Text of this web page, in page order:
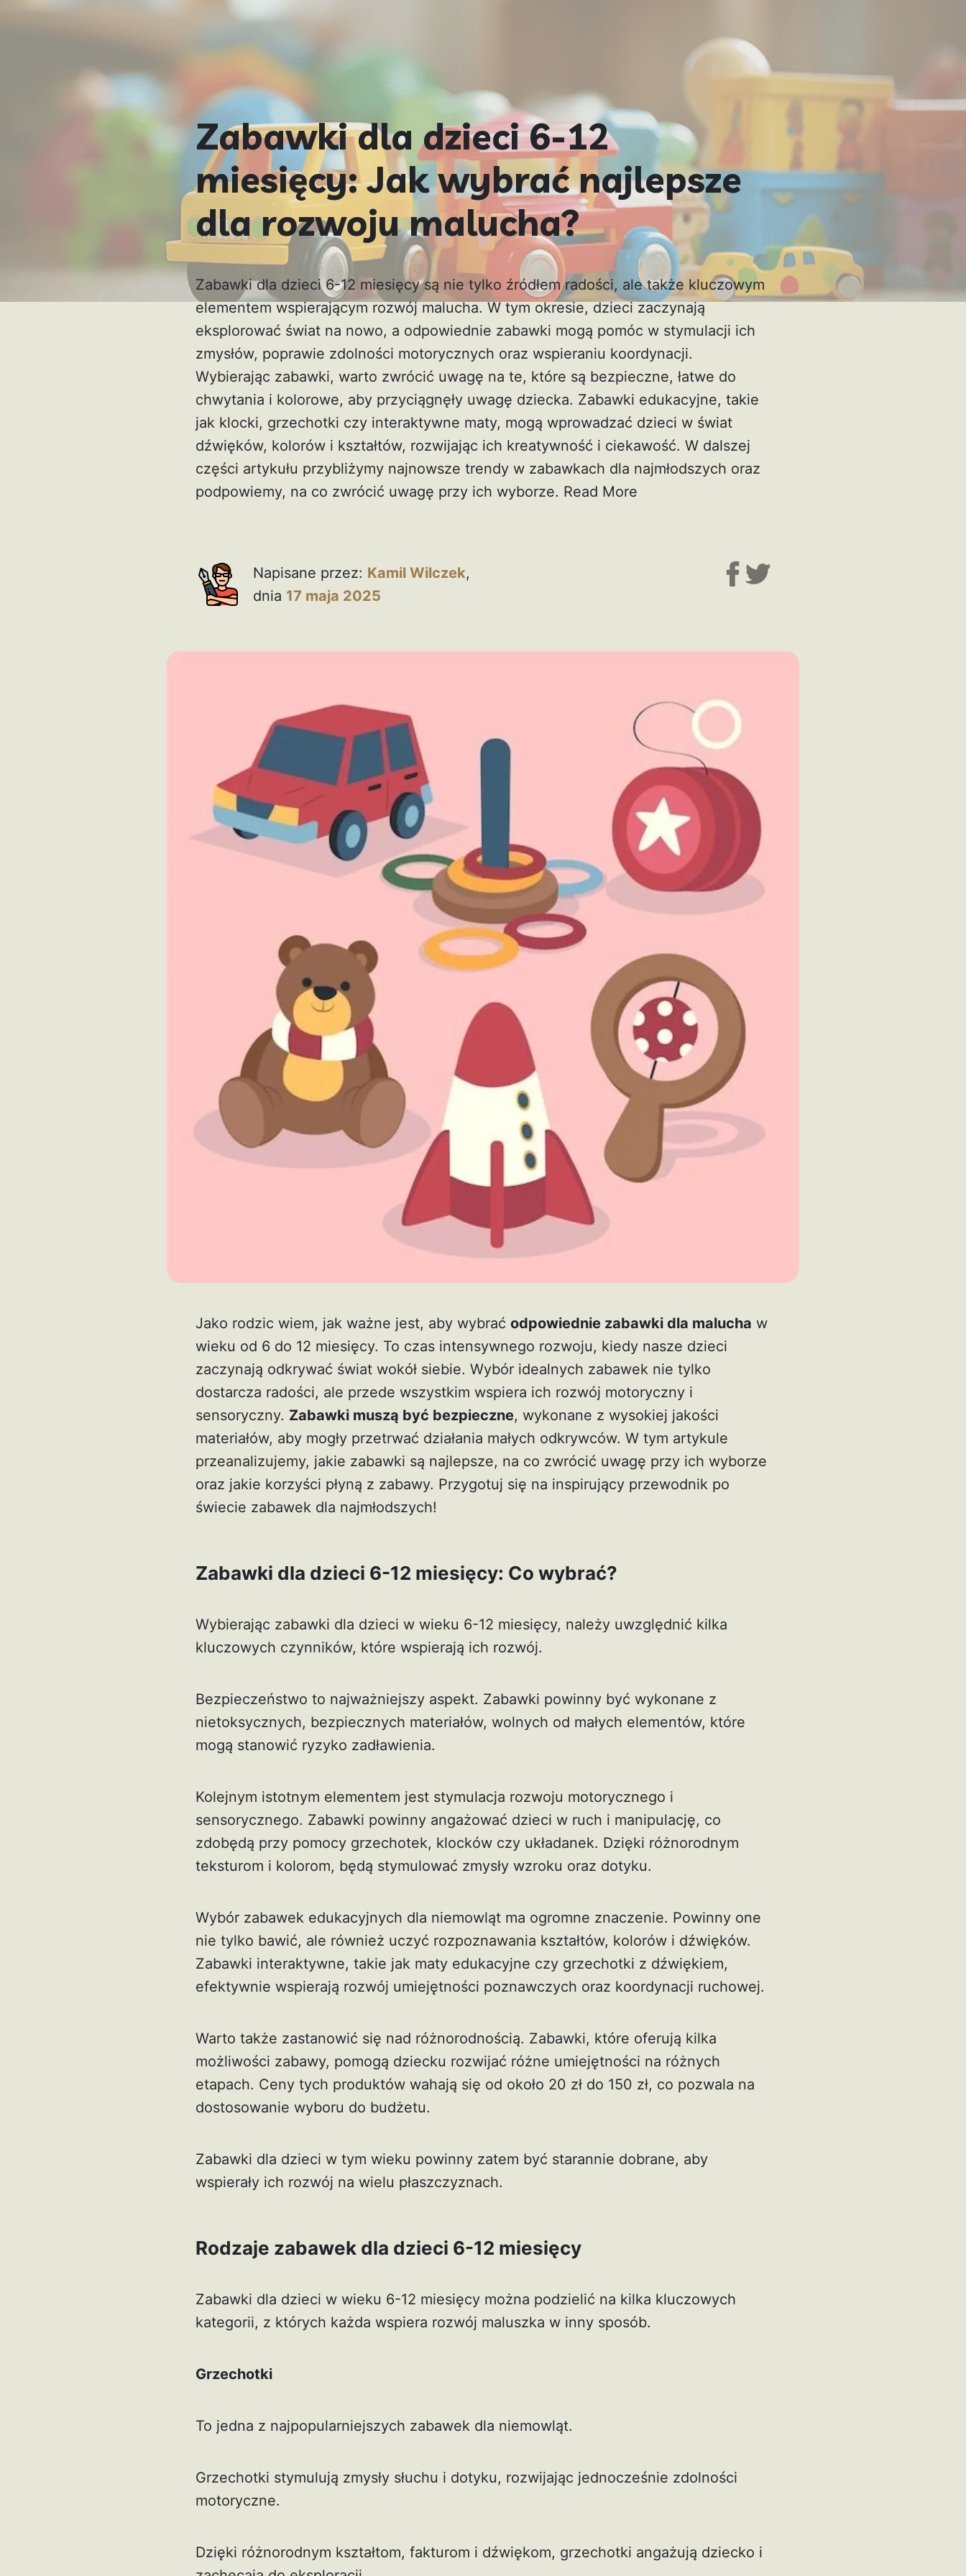
Zabawki dla dzieci 6-12
miesięcy: Jak wybrać najlepsze
dla rozwoju malucha?
Zabawki dla dzieci 6-12 miesięcy są nie tylko źródłem radości, ale także kluczowym
elementem wspierającym rozwój malucha. W tym okresie, dzieci zaczynają
eksplorować świat na nowo, a odpowiednie zabawki mogą pomóc w stymulacji ich
zmysłów, poprawie zdolności motorycznych oraz wspieraniu koordynacji.
Wybierając zabawki, warto zwrócić uwagę na te, które są bezpieczne, łatwe do
chwytania i kolorowe, aby przyciągnęły uwagę dziecka. Zabawki edukacyjne, takie
jak klocki, grzechotki czy interaktywne maty, mogą wprowadzać dzieci w świat
dźwięków, kolorów i kształtów, rozwijając ich kreatywność i ciekawość. W dalszej
części artykułu przybliżymy najnowsze trendy w zabawkach dla najmłodszych oraz
podpowiemy, na co zwrócić uwagę przy ich wyborze. Read More
Napisane przez: Kamil Wilczek,
dnia 17 maja 2025
Jako rodzic wiem, jak ważne jest, aby wybrać odpowiednie zabawki dla malucha w
wieku od 6 do 12 miesięcy. To czas intensywnego rozwoju, kiedy nasze dzieci
zaczynają odkrywać świat wokół siebie. Wybór idealnych zabawek nie tylko
dostarcza radości, ale przede wszystkim wspiera ich rozwój motoryczny i
sensoryczny. Zabawki muszą być bezpieczne, wykonane z wysokiej jakości
materiałów, aby mogły przetrwać działania małych odkrywców. W tym artykule
przeanalizujemy, jakie zabawki są najlepsze, na co zwrócić uwagę przy ich wyborze
oraz jakie korzyści płyną z zabawy. Przygotuj się na inspirujący przewodnik po
świecie zabawek dla najmłodszych!
Zabawki dla dzieci 6-12 miesięcy: Co wybrać?
Wybierając zabawki dla dzieci w wieku 6-12 miesięcy, należy uwzględnić kilka
kluczowych czynników, które wspierają ich rozwój.
Bezpieczeństwo to najważniejszy aspekt. Zabawki powinny być wykonane z
nietoksycznych, bezpiecznych materiałów, wolnych od małych elementów, które
mogą stanowić ryzyko zadławienia.
Kolejnym istotnym elementem jest stymulacja rozwoju motorycznego i
sensorycznego. Zabawki powinny angażować dzieci w ruch i manipulację, co
zdobędą przy pomocy grzechotek, klocków czy układanek. Dzięki różnorodnym
teksturom i kolorom, będą stymulować zmysły wzroku oraz dotyku.
Wybór zabawek edukacyjnych dla niemowląt ma ogromne znaczenie. Powinny one
nie tylko bawić, ale również uczyć rozpoznawania kształtów, kolorów i dźwięków.
Zabawki interaktywne, takie jak maty edukacyjne czy grzechotki z dźwiękiem,
efektywnie wspierają rozwój umiejętności poznawczych oraz koordynacji ruchowej.
Warto także zastanowić się nad różnorodnością. Zabawki, które oferują kilka
możliwości zabawy, pomogą dziecku rozwijać różne umiejętności na różnych
etapach. Ceny tych produktów wahają się od około 20 zł do 150 zł, co pozwala na
dostosowanie wyboru do budżetu.
Zabawki dla dzieci w tym wieku powinny zatem być starannie dobrane, aby
wspierały ich rozwój na wielu płaszczyznach.
Rodzaje zabawek dla dzieci 6-12 miesięcy
Zabawki dla dzieci w wieku 6-12 miesięcy można podzielić na kilka kluczowych
kategorii, z których każda wspiera rozwój maluszka w inny sposób.
Grzechotki
To jedna z najpopularniejszych zabawek dla niemowląt.
Grzechotki stymulują zmysły słuchu i dotyku, rozwijając jednocześnie zdolności
motoryczne.
Dzięki różnorodnym kształtom, fakturom i dźwiękom, grzechotki angażują dziecko i